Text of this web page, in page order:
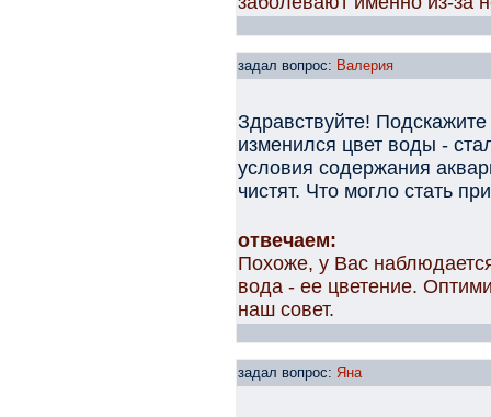
задал вопрос: Валерия
Здравствуйте!
изменился цвет воды -
условия содержания
чистят. Что могло стать
отвечаем:
Похоже, у Вас
вода - ее цветение.
наш совет.
задал вопрос: Яна